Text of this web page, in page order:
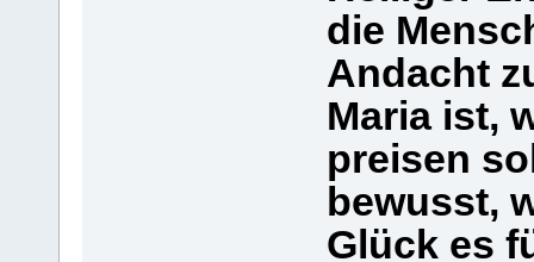
die
Andacht
Maria ist,
preisen
bewusst,
Glück es